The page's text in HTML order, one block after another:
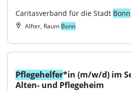
Caritasverband für die Stadt Bonn
Alfter, Raum Bonn
Pflegehelfer*in (m/w/d) im
Alten- und Pflegeheim